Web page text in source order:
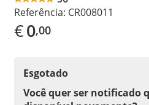
Referência: CR008011
€0,00
Esgotado
Você quer ser notificado